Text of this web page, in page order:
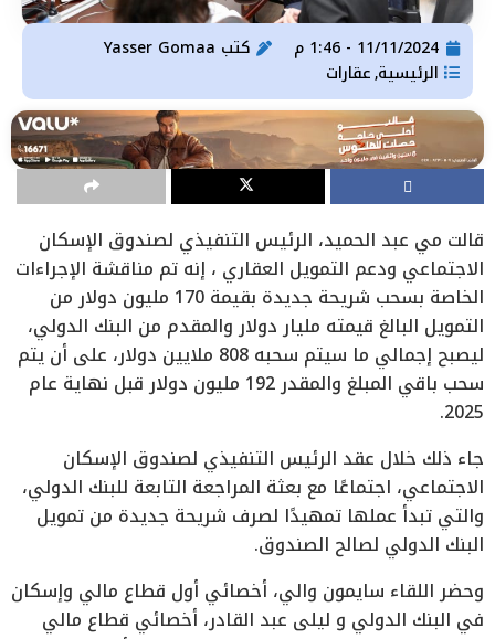
11/11/2024 - 1:46 م كتب
الرئيسية, عقارات
قالت مي عبد الحميد، الرئيس التنفيذي لصندوق الإسكان
الاجتماعي ودعم التمويل العقاري ، إنه تم مناقشة الإجراءات
الخاصة بسحب شريحة جديدة بقيمة 170 مليون دولار من
التمويل البالغ قيمته مليار دولار والمقدم من البنك الدولي،
ليصبح إجمالي ما سيتم سحبه 808 ملايين دولار، على أن يتم
سحب باقي المبلغ والمقدر 192 مليون دولار قبل نهاية عام
2025.
جاء ذلك خلال عقد الرئيس التنفيذي لصندوق الإسكان
الاجتماعي، اجتماعًا مع بعثة المراجعة التابعة للبنك الدولي،
والتي تبدأ عملها تمهيدًا لصرف شريحة جديدة من تمويل
البنك الدولي لصالح الصندوق.
وحضر اللقاء سايمون والي، أخصائي أول قطاع مالي وإسكان
في البنك الدولي و ليلى عبد القادر، أخصائي قطاع مالي